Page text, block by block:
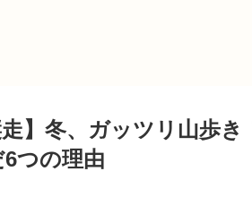
走】冬、ガッツリ山歩
つの理由